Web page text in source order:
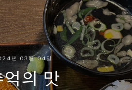
년 03월 04일
의 맛